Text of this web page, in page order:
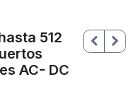
512
AC- DC